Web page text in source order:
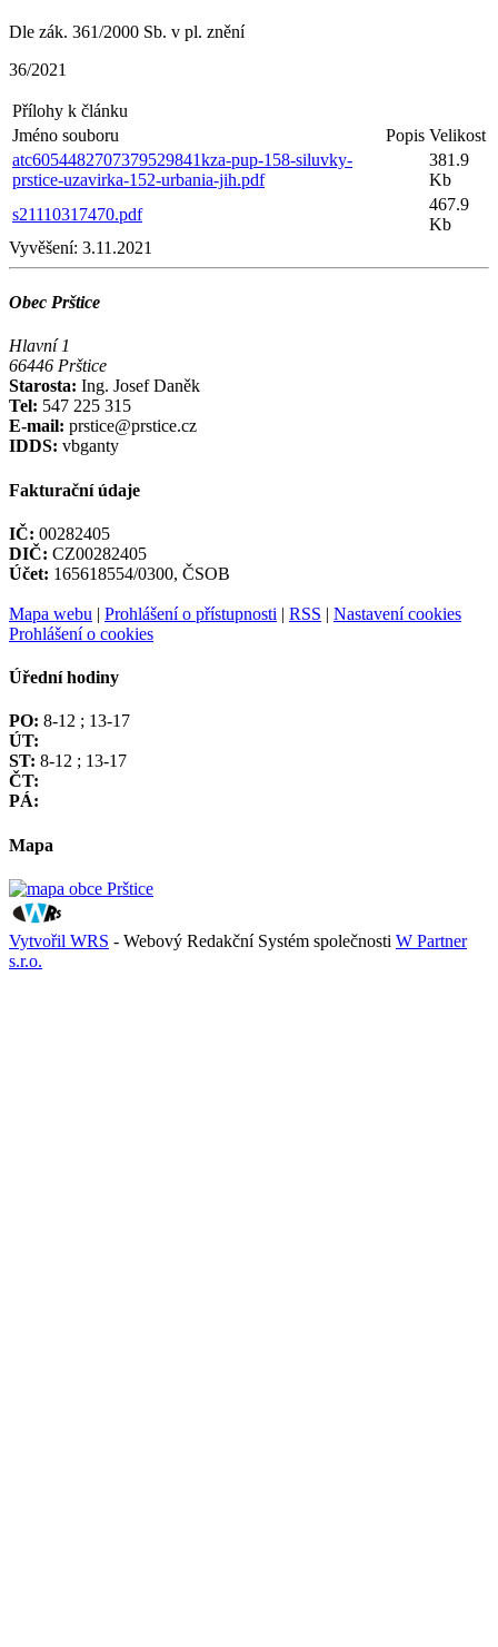
Dle zák. 361/2000 Sb. v pl. znění
36/2021
Přílohy k článku
Jméno souboru
Popis Velikost
atc6054482707379529841kza-pup-158-siluvky-
prstice-uzavirka-152-urbania-jih.pdf
381.9
Kb
s21110317470.pdf
467.9
Kb
Vyvěšení: 3.11.2021
Obec Prštice
Hlavní 1
66446 Prštice
Starosta: Ing. Josef Daněk
Tel: 547 225 315
E-mail: prstice@prstice.cz
IDDS: vbganty
Fakturační údaje
IČ: 00282405
DIČ: CZ00282405
Účet: 165618554/0300, ČSOB
Mapa webu | Prohlášení o přístupnosti | RSS | Nastavení cookies
Prohlášení o cookies
Úřední hodiny
PO: 8-12 ; 13-17
ÚT:
ST: 8-12 ; 13-17
ČT:
PÁ:
Mapa
Vytvořil WRS - Webový Redakční Systém společnosti W Partner
s.r.o.